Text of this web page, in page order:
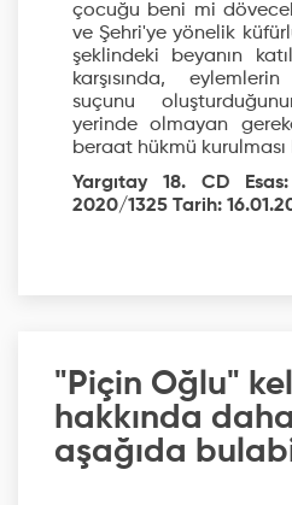
çocuğu beni mi
ve Şehri'ye yönelik
şeklindeki beyanın
karşısında,
suçunu
yerinde olmayan
beraat hükmü kurulması
Yargıtay 18. CD
2020/1325 Tarih:
"Piçin Oğlu"
hakkında
aşağıda